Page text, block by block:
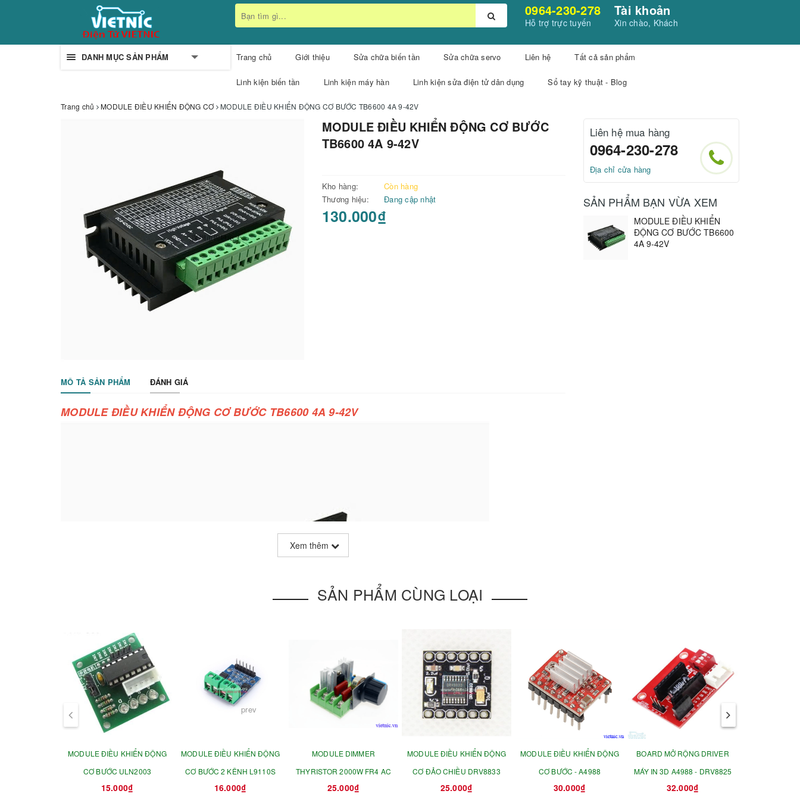
0964-230-278
Hỗ trợ trực tuyến
Tài khoản
Xin chào, Khách
DANH MỤC SẢN PHẨM Trang chủ Giới thiệu Sửa chữa biến tần Sửa chữa servo Liên hệ Tất cả sản phẩm
Linh kiện biến tần Linh kiện máy hàn Linh kiện sửa điện tử dân dụng Sổ tay kỹ thuật - Blog
Trang chủ MODULE ĐIỀU KHIỂN ĐỘNG CƠ MODULE ĐIỀU KHIỂN ĐỘNG CƠ BƯỚC TB6600 4A 9-42V
MODULE ĐIỀU KHIỂN ĐỘNG CƠ BƯỚC
TB6600 4A 9-42V
Kho hàng:
Còn hàng
Thương hiệu:
Đang cập nhật
130.000₫
MÔ TẢ SẢN PHẨM ĐÁNH GIÁ
MODULE ĐIỀU KHIỂN ĐỘNG CƠ BƯỚC TB6600 4A 9-42V
Xem thêm
Liên hệ mua hàng
0964-230-278
Địa chỉ cửa hàng
SẢN PHẨM BẠN VỪA XEM
MODULE ĐIỀU KHIỂN
ĐỘNG CƠ BƯỚC TB6600
4A 9-42V
SẢN PHẨM CÙNG LOẠI
MODULE ĐIỀU KHIỂN ĐỘNG
CƠ BƯỚC ULN2003
15.000₫
MODULE ĐIỀU KHIỂN ĐỘNG
CƠ BƯỚC 2 KÊNH L9110S
16.000₫
MODULE DIMMER
THYRISTOR 2000W FR4 AC
25.000₫
MODULE ĐIỀU KHIỂN ĐỘNG
CƠ ĐẢO CHIỀU DRV8833
25.000₫
MODULE ĐIỀU KHIỂN ĐỘNG
CƠ BƯỚC - A4988
30.000₫
BOARD MỞ RỘNG DRIVER
MÁY IN 3D A4988 - DRV8825
32.000₫
prev